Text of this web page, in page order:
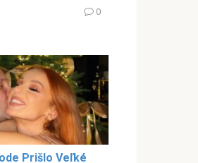
0
Prišlo Veľké